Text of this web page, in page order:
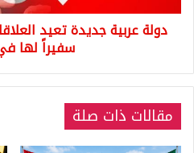
وتعيين
سفيراً
دمشق
دولة عربية جديدة تعيد
سفيراً لها
مقالات ذات صلة